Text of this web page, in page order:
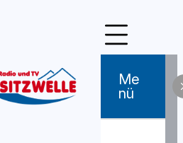
Me
Nü